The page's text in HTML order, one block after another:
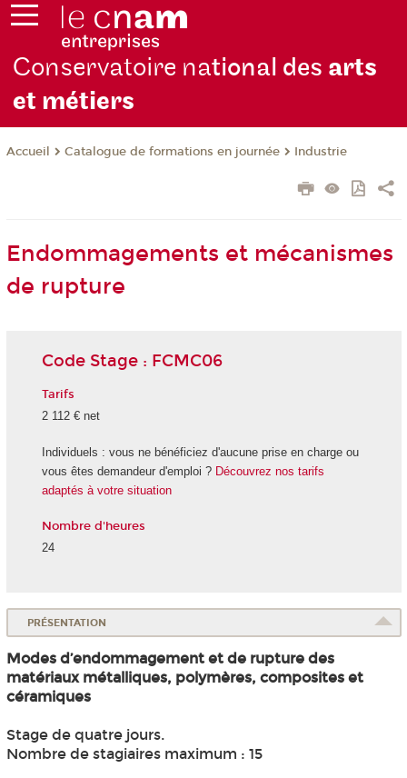
Conservatoire national des arts
et métiers
Accueil Catalogue de formations en journée Industrie
Endommagements et mécanismes
de rupture
Code Stage : FCMC06
Tarifs
2 112 € net
Individuels : vous ne bénéficiez d'aucune prise en charge ou
vous êtes demandeur d'emploi ? Découvrez nos tarifs
adaptés à votre situation
Nombre d'heures
24
PRÉSENTATION
Modes d’endommagement et de rupture des
matériaux métalliques, polymères, composites et
céramiques
Stage de quatre jours.
Nombre de stagiaires maximum : 15